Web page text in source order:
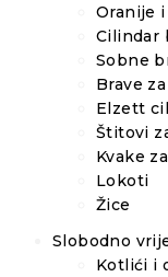
Oranije
Cilindar
Sobne
Brave
Elzett
Štitovi
Kvake
Lokoti
Žice
Slobodno
Kotlići i